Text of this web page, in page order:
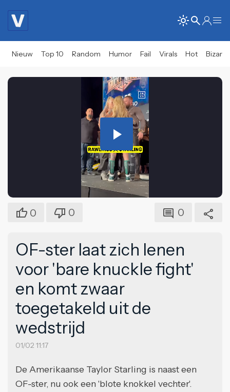
Nieuw Top 10 Random Humor Fail Virals Hot Bizar
Play
Video
0 0 0
OF-ster laat zich lenen
voor 'bare knuckle fight'
en komt zwaar
toegetakeld uit de
wedstrijd
01/02 11:17
De Amerikaanse Taylor Starling is naast een
OF-ster, nu ook een 'blote knokkel vechter'.